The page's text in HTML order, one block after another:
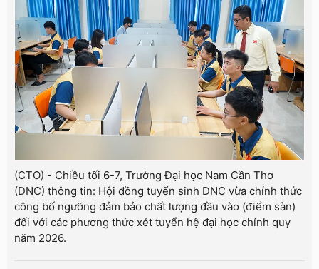
(CTO) - Chiều tối 6-7, Trường Đại học Nam Cần Thơ
(DNC) thông tin: Hội đồng tuyển sinh DNC vừa chính thức
công bố ngưỡng đảm bảo chất lượng đầu vào (điểm sàn)
đối với các phương thức xét tuyển hệ đại học chính quy
năm 2026.